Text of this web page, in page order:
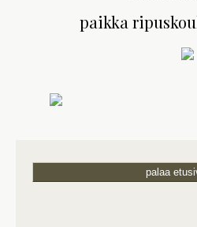
paikka
palaa